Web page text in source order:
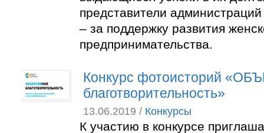
представители
– за поддержку развития
предпринимательства.
Конкурс фотоисторий
благотворительность»
13.06.2019 / Конкурсы
К участию в конкурсе